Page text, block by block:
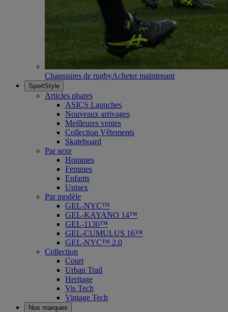
Chaussures de rugbyAcheter maintenant
SportStyle
Articles phares
ASICS Launches
Nouveaux arrivages
Meilleures ventes
Collection Vêtements
Skateboard
Par sexe
Hommes
Femmes
Enfants
Unisex
Par modèle
GEL-NYC™
GEL-KAYANO 14™
GEL-1130™
GEL-CUMULUS 16™
GEL-NYC™ 2.0
Collection
Court
Urban Trail
Heritage
Vis Tech
Vintage Tech
Nos marques